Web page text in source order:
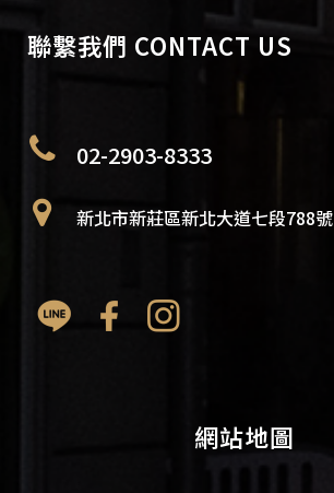
聯繫我們 CONTACT US
02-2903-8333
新北市新莊區新北大道七段788號
網站地圖